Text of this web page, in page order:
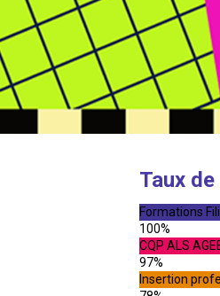
Taux
Formations
100%
CQP ALS
97%
Insertion